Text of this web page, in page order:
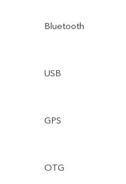
Bluetooth
USB
GPS
OTG